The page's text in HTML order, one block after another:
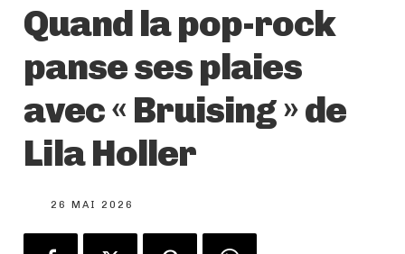
Quand la pop-rock
panse ses plaies
avec « Bruising » de
Lila Holler
26 MAI 2026